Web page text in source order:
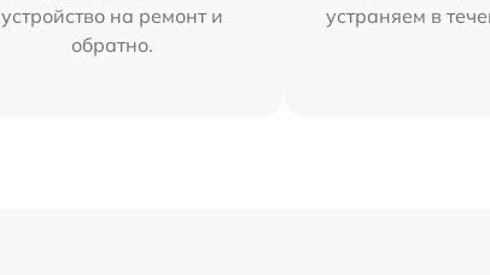
устройство на ремонт и
обратно.
устраняем в